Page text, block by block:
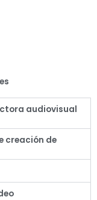
audiovisual
creación de